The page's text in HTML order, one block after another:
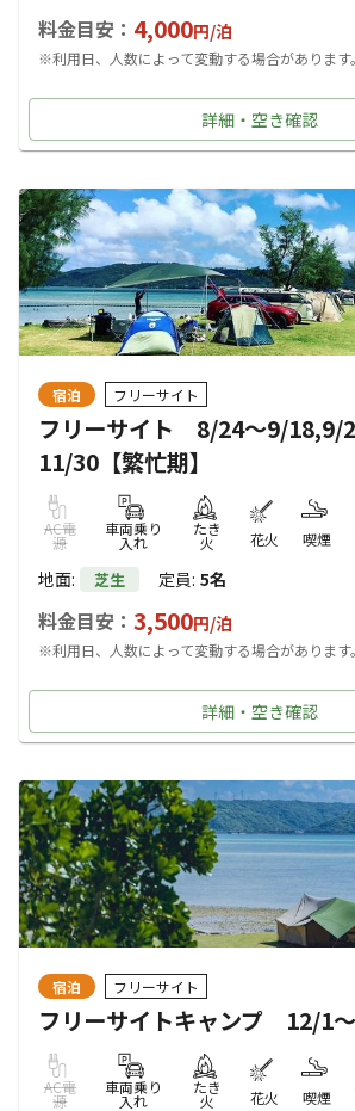
料金目安： 4,000円/泊
※利用日、人数によって変動する場合があります。
詳細・空き確認
宿泊 フリーサイト
フリーサイト 8/24～9/18,9/
11/30【繁忙期】
AC電
源
車両乗り
入れ
たき
火 花火 喫煙
地面: 芝生 定員: 5名
料金目安： 3,500円/泊
※利用日、人数によって変動する場合があります。
詳細・空き確認
宿泊 フリーサイト
フリーサイトキャンプ 12/1
AC電
源
車両乗り
入れ
たき
火 花火 喫煙